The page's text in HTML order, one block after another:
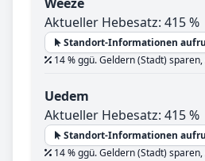
Aktueller Hebesatz: 415 %
Standort-Informationen
14 % ggü. Geldern (Stadt) sparen,
Uedem
Aktueller Hebesatz: 415 %
Standort-Informationen
14 % ggü. Geldern (Stadt) sparen,